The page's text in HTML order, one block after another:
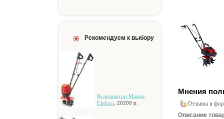
Рекомендуем к выбору
Культиватор Мantis-
Elektro, 20200 р.
Мнения
Отзывы в
Описание